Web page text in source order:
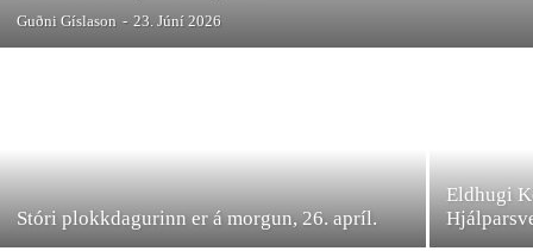
Guðni Gíslason - 23. Júní 2026
Stóri plokkdagurinn er á morgun, 26. apríl.
Eldhugi